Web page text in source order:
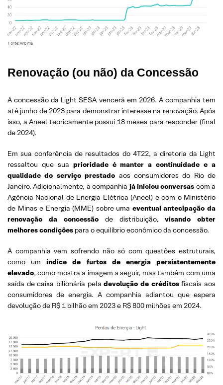
Renovação (ou não) da Concessão
A concessão da Light SESA vencerá em 2026. A companhia tem
até junho de 2023 para demonstrar interesse na renovação. Após
isso, a Aneel teoricamente possui 18 meses para responder (final
de 2024).
Em sua conferência de resultados do 4T22, a diretoria da Light
ressaltou que sua prioridade é manter a continuidade e a
qualidade do serviço prestado aos consumidores do Rio de
Janeiro. Adicionalmente, a companhia já iniciou conversas com a
Agência Nacional de Energia Elétrica (Aneel) e com o Ministério
de Minas e Energia (MME) sobre uma eventual antecipação da
renovação da concessão de distribuição, visando obter
melhores condições para o equilíbrio econômico da concessão.
A companhia vem sofrendo não só com questões estruturais,
como umíndice de furtos de energia persistentemente
elevado, como mostra a imagem a seguir, mas também com uma
saída de caixa bilionária peladevolução de créditosfiscais aos
consumidores de energia. A companhia adiantou que espera
devolução de R$ 1 bilhão em 2023 e R$ 800 milhões em 2024.